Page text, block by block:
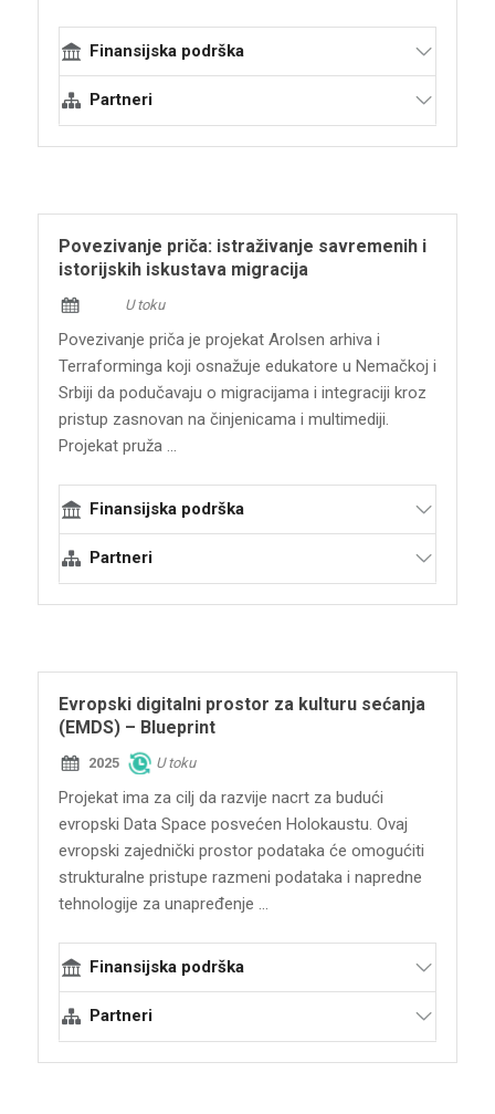
Finansijska podrška
Institut za strateški dijalog
Partneri
Povezivanje priča: istraživanje savremenih i
istorijskih iskustava migracija
U toku
Povezivanje priča je projekat Arolsen arhiva i
Terraforminga koji osnažuje edukatore u Nemačkoj i
Srbiji da podučavaju o migracijama i integraciji kroz
pristup zasnovan na činjenicama i multimediji.
Projekat pruža ...
Finansijska podrška
Evropska unija - Erazmus+ (KA2)
Partneri
Evropski digitalni prostor za kulturu sećanja
(EMDS) – Blueprint
2025 U toku
Projekat ima za cilj da razvije nacrt za budući
evropski Data Space posvećen Holokaustu. Ovaj
evropski zajednički prostor podataka će omogućiti
strukturalne pristupe razmeni podataka i napredne
tehnologije za unapređenje ...
Finansijska podrška
Evropska unija - program Evropa za
Partneri